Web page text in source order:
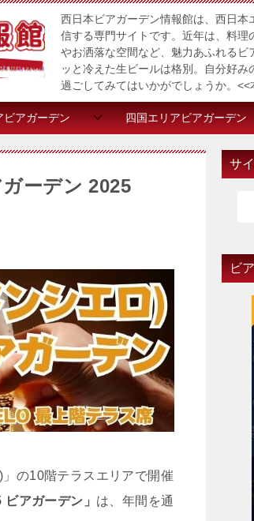
西日本ビアガーデン情報館は、西日
信する専門サイトです。近年は、料
やお洒落な空間など、魅力あふれるビ
ッと冷えた生ビールは格別。自分好
過ごしてみてはいかがでしょうか。
ビアガーデン 四国エリアビアガーデン
ーデン 2025
の10階テラスエリアで開催
アガーデン」 は、年間を通
サ
ビ